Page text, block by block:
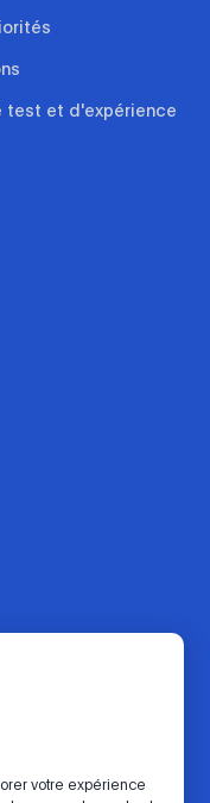
votre expérience
test et d'expérience